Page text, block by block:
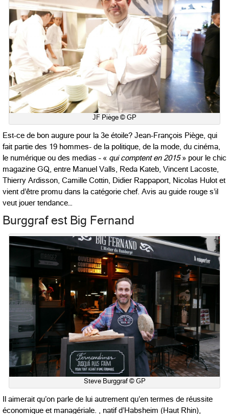
JF Piège © GP
Est-ce de bon augure pour la 3e étoile? Jean-François Piège, qui
fait partie des 19 hommes- de la politique, de la mode, du cinéma,
le numérique ou des medias – « qui comptent en 2015» pour le chic
magazine GQ, entre Manuel Valls, Reda Kateb, Vincent Lacoste,
Thierry Ardisson, Camille Cottin, Didier Rappaport, Nicolas Hulot et
vient d’être promu dans la catégorie chef. Avis au guide rouge s’il
veut jouer tendance…
Burggraf est Big Fernand
Steve Burggraf © GP
Il aimerait qu’on parle de lui autrement qu’en termes de réussite
économique et managériale. , natif d’Habsheim (Haut Rhin),